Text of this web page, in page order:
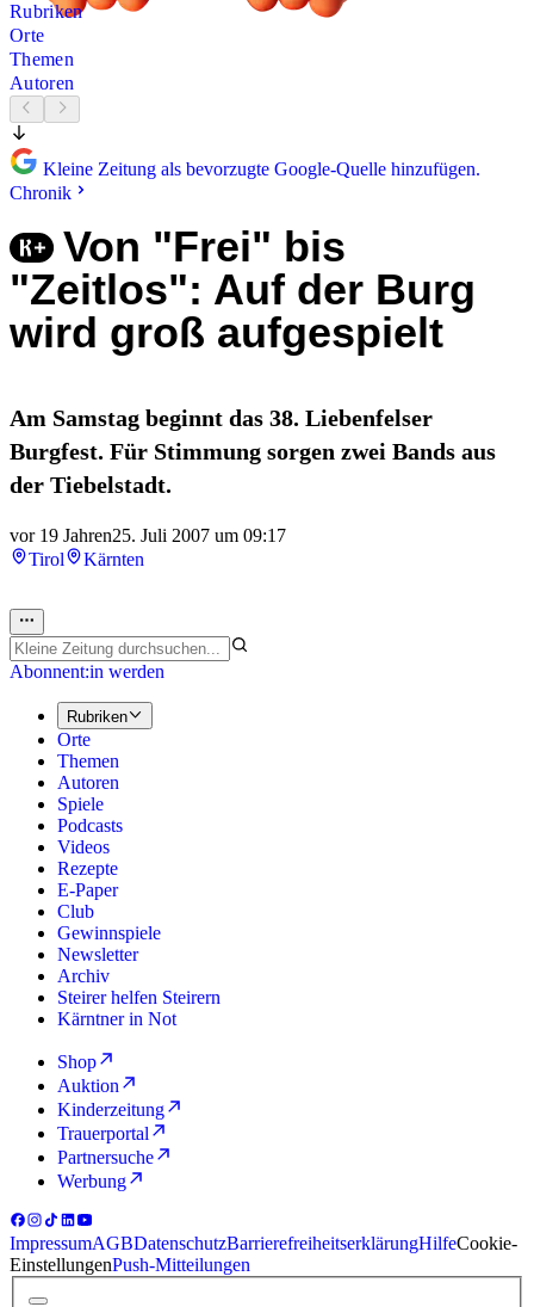
Rubriken
Orte
Themen
Autoren
Kleine Zeitung als bevorzugte Google-Quelle hinzufügen.
Chronik
Von "Frei" bis
"Zeitlos": Auf der Burg
wird groß aufgespielt
Am Samstag beginnt das 38. Liebenfelser
Burgfest. Für Stimmung sorgen zwei Bands aus
der Tiebelstadt.
vor 19 Jahren25. Juli 2007 um 09:17
Tirol
Kärnten
Abonnent:in werden
Rubriken
Orte
Themen
Autoren
Spiele
Podcasts
Videos
Rezepte
E-Paper
Club
Gewinnspiele
Newsletter
Archiv
Steirer helfen Steirern
Kärntner in Not
Shop
Auktion
Kinderzeitung
Trauerportal
Partnersuche
Werbung
ImpressumAGBDatenschutzBarrierefreiheitserklärungHilfeCookie-
EinstellungenPush-Mitteilungen